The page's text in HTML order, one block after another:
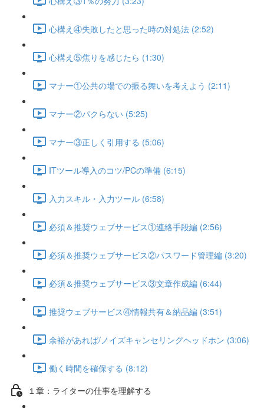
心構え④失敗したと思った時の対処法 (2:52)
心構え⑤焦りを感じたら (1:30)
マナー①公共の場での振る舞いを考えよう (2:11)
マナー②パクらない (5:25)
マナー③正しく引用する (5:06)
ITツール導入のコツ/PCの準備 (6:15)
入力スキル・入力ツール (6:58)
必須＆推奨ウェブサービス①連絡手段編 (2:56)
必須＆推奨ウェブサービス②パスワード管理編 (3:20)
必須＆推奨ウェブサービス③文章作成編 (6:44)
推奨ウェブサービス④情報共有＆納品編 (3:51)
余裕があれば/ノイズキャンセリングヘッドホン (3:06)
働く時間を確保する (8:12)
１章：ライターの仕事を理解する